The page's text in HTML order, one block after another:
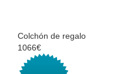
Colchón de regalo
1066€